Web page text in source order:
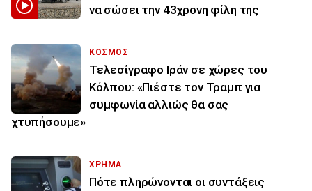
να σώσει την 43χρονη φίλη της
ΚΟΣΜΟΣ
Τελεσίγραφο Ιράν σε χώρες του
Κόλπου: «Πιέστε τον Τραμπ για
συμφωνία αλλιώς θα σας
χτυπήσουμε»
ΧΡΗΜΑ
Πότε πληρώνονται οι συντάξεις